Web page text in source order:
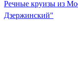
Речные круизы из
Дзержинский"